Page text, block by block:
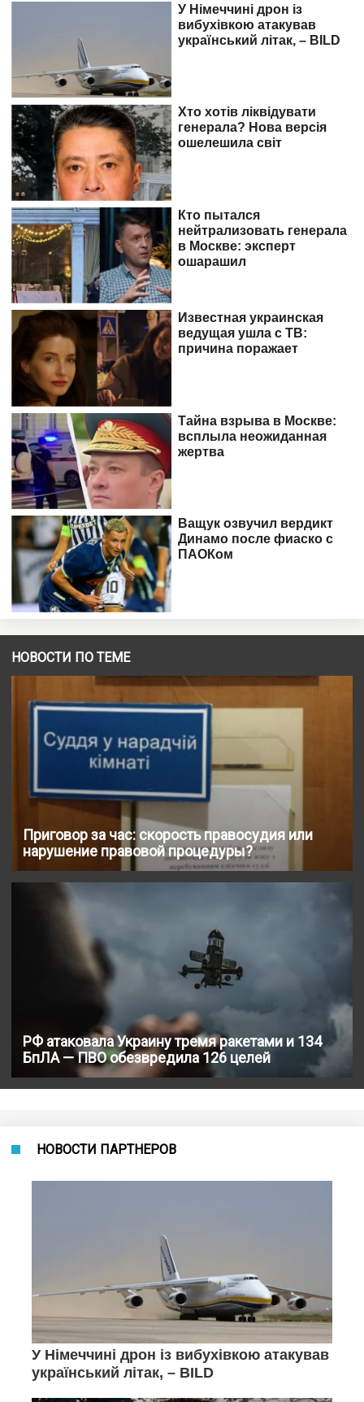
НОВОСТИ ПО ТЕМЕ
Приговор за час: скорость правосудия или
нарушение правовой процедуры?
РФ атаковала Украину тремя ракетами и 134
БпЛА — ПВО обезвредила 126 целей
НОВОСТИ ПАРТНЕРОВ